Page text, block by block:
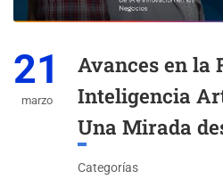
21
marzo
Avances en la
Inteligencia
Una Mirada
Categorías